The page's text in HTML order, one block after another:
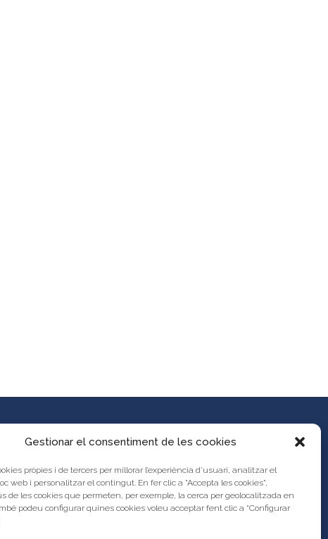
Gestionar el consentiment de les cookies
pròpies i de tercers per millorar l’experiència d’usuari, analitzar el
web i personalitzar el contingut. En fer clic a "Accepta les cookies",
de les cookies que permeten, per exemple, la cerca per geolocalitzada en
podeu configurar quines cookies voleu acceptar fent clic a “Configurar
propostes al Portal d’Activitats
legal